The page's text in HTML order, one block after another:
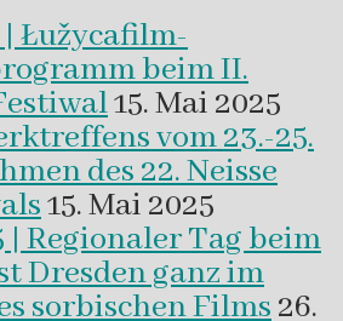
| Łužycafilm-
beim II.
15. Mai 2025
vom 23.-25.
des 22. Neisse
15. Mai 2025
| Regionaler Tag beim
Dresden ganz im
sorbischen Films 26.